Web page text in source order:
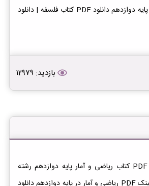
PDF] | لینک دانلود کتاب فلسفه | لینک PDF فلسفه در پایه دوازدهم دانلود PDF کتاب فلسفه | دانلود
بازدید: 12979
دانلود کتاب ریاضی و آمار دوازدهم معارف دانلود فایل PDF کتاب ریاضی و آمار پایه دوازدهم رشته
معارف [دانلود PDF] | لینک دانلود کتاب ریاضی و آمار | لینک PDF ریاضی و آمار در پایه دوازدهم دانلود